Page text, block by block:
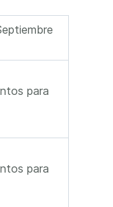
para
para